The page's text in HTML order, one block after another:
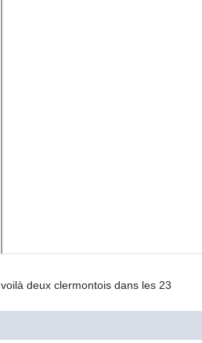
voilà deux clermontois dans les 23